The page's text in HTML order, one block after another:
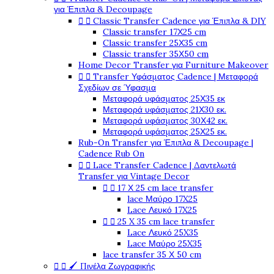
για Έπιπλα & Decoupage
  Classic Transfer Cadence για Έπιπλα & DIY
Classic transfer 17Χ25 cm
Classic transfer 25Χ35 cm
Classic transfer 35Χ50 cm
Home Decor Transfer για Furniture Makeover
  Transfer Υφάσματος Cadence | Μεταφορά
Σχεδίων σε Ύφασμα
Μεταφορά υφάσματος 25Χ35 εκ
Μεταφορά υφάσματος 21Χ30 εκ.
Μεταφορά υφάσματος 30Χ42 εκ.
Μεταφορά υφάσματος 25Χ25 εκ.
Rub-On Transfer για Έπιπλα & Decoupage |
Cadence Rub On
  Lace Transfer Cadence | Δαντελωτά
Transfer για Vintage Decor
  17 Χ 25 cm lace transfer
lace Μαύρο 17X25
Lace Λευκό 17X25
  25 X 35 cm lace transfer
Lace Λευκό 25X35
Lace Μαύρο 25X35
lace transfer 35 Χ 50 cm
  🖌️ Πινέλα Ζωγραφικής